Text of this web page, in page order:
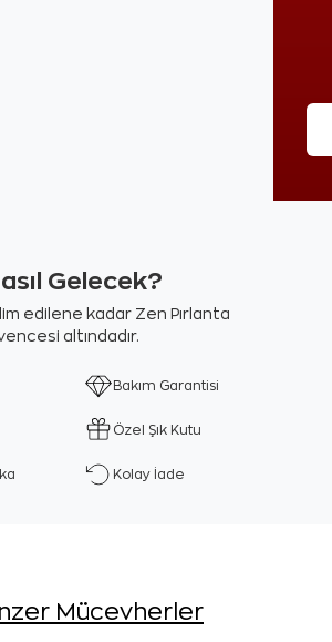
Gelecek?
edilene kadar Zen Pırlanta
altındadır.
Bakım Garantisi
Özel Şık Kutu
Kolay İade
Mücevherler